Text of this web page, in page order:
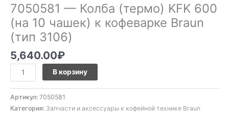
7050581 — Колба (термо) KFK 600
(на 10 чашек) к кофеварке Braun
(тип 3106)
5,640.00₽
В корзину
Артикул: 7050581
Категория: Запчасти и аксессуары к кофейной технике Braun